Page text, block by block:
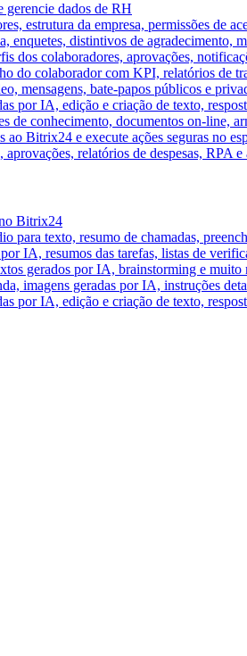
dados de RH
estrutura da empresa, permissões de
enquetes, distintivos de agradecimento,
dos colaboradores, aprovações,
do colaborador com KPI, relatórios de
mensagens, bate-papos públicos e
por IA, edição e criação de texto,
de conhecimento, documentos on-line,
ao Bitrix24 e execute ações seguras no
relatórios de despesas, RPA
Bitrix24
para texto, resumo de chamadas,
IA, resumos das tarefas, listas de
gerados por IA, brainstorming e muito
imagens geradas por IA, instruções
por IA, edição e criação de texto,